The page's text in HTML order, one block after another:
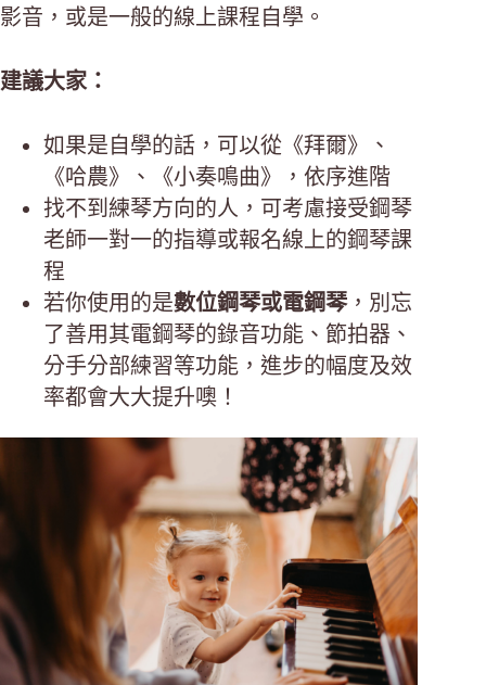
影音，或是一般的線上課程自學。
建議大家：
如果是自學的話，可以從《拜爾》、
《哈農》、《小奏鳴曲》，依序進階
找不到練琴方向的人，可考慮接受鋼琴
老師一對一的指導或報名線上的鋼琴課
程
若你使用的是數位鋼琴或電鋼琴，別忘
了善用其電鋼琴的錄音功能、節拍器、
分手分部練習等功能，進步的幅度及效
率都會大大提升噢！